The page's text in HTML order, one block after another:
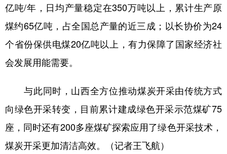
新疆 内蒙古 黑龙江
Русский язык 日本語 한국어
亿吨/年，日均产量稳定在350万吨以上，累计生产原
煤约65亿吨，占全国总产量的近三成；以长协价为24
个省份保供电煤20亿吨以上，有力保障了国家经济社
会发展用能需要。
与此同时，山西全方位推动煤炭开采由传统方式
向绿色开采转变，目前累计建成绿色开采示范煤矿75
座，同时还有200多座煤矿探索应用了绿色开采技术，
煤炭开采更加清洁高效。（记者王飞航）